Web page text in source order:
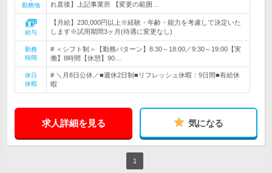
勤務地
れ直後】上記事業所 【変更の範囲…
給与
【月給】230,000円以上※経験・年齢・能力を考慮して決定いた
します※試用期間3ヶ月(待遇に変更なし)
勤務
時間
# ＜シフト制＞【勤務パターン】8:30～18:00／9:30～19:00【実
働】8時間【休憩】90…
休日
休暇
# ＼月8日公休／■週休2日制■リフレッシュ休暇：9日間■有給休
暇
求人詳細を見る 気になる
1